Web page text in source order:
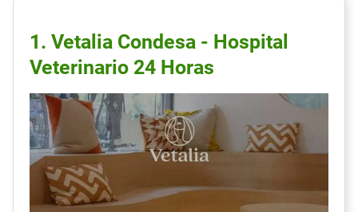
1. Vetalia Condesa - Hospital
Veterinario 24 Horas